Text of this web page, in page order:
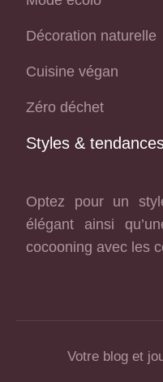
Décoration naturelle
Cuisine végan
Zéro déchet
Styles &
Optez pour un
élégant ainsi
cocooning avec les
Votre blog et